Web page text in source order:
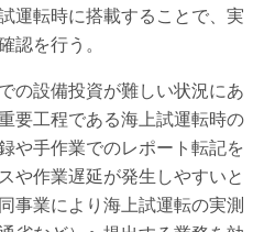
運転時に搭載することで、実
認を行う。
の設備投資が難しい状況にあ
要工程である海上試運転時の
や手作業でのレポート転記を
や作業遅延が発生しやすいと
事業により海上試運転の実測